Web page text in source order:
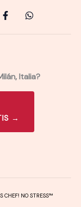
Italia?
→
NO STRESS™